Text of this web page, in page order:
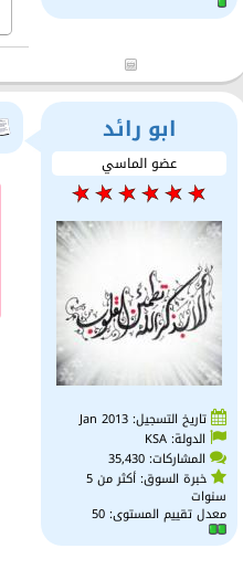
ابو رائد
عضو الماسي
تاريخ التسجيل: Jan 2013
الدولة: KSA
المشاركات: 35,430
خبرة السوق: أكثر من 5
سنوات
معدل تقييم المستوى:50